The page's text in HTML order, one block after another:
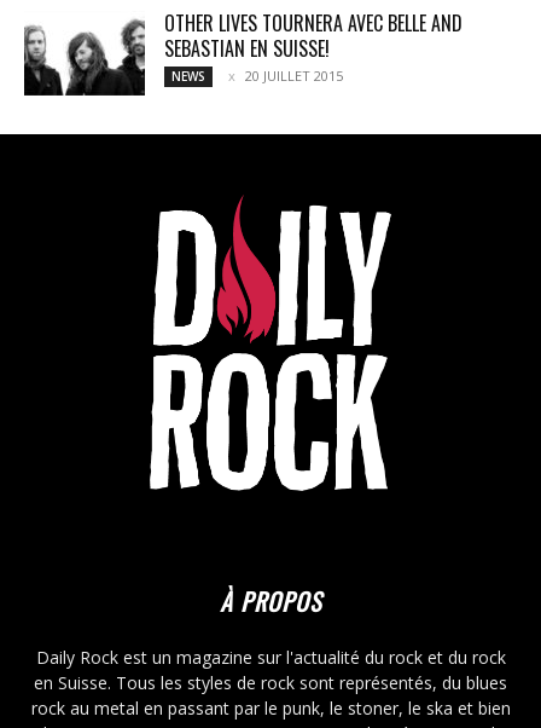
OTHER LIVES TOURNERA AVEC BELLE AND
SEBASTIAN EN SUISSE!
NEWS 20 JUILLET 2015
À PROPOS
Daily Rock est un magazine sur l'actualité du rock et du rock
en Suisse. Tous les styles de rock sont représentés, du blues
rock au metal en passant par le punk, le stoner, le ska et bien